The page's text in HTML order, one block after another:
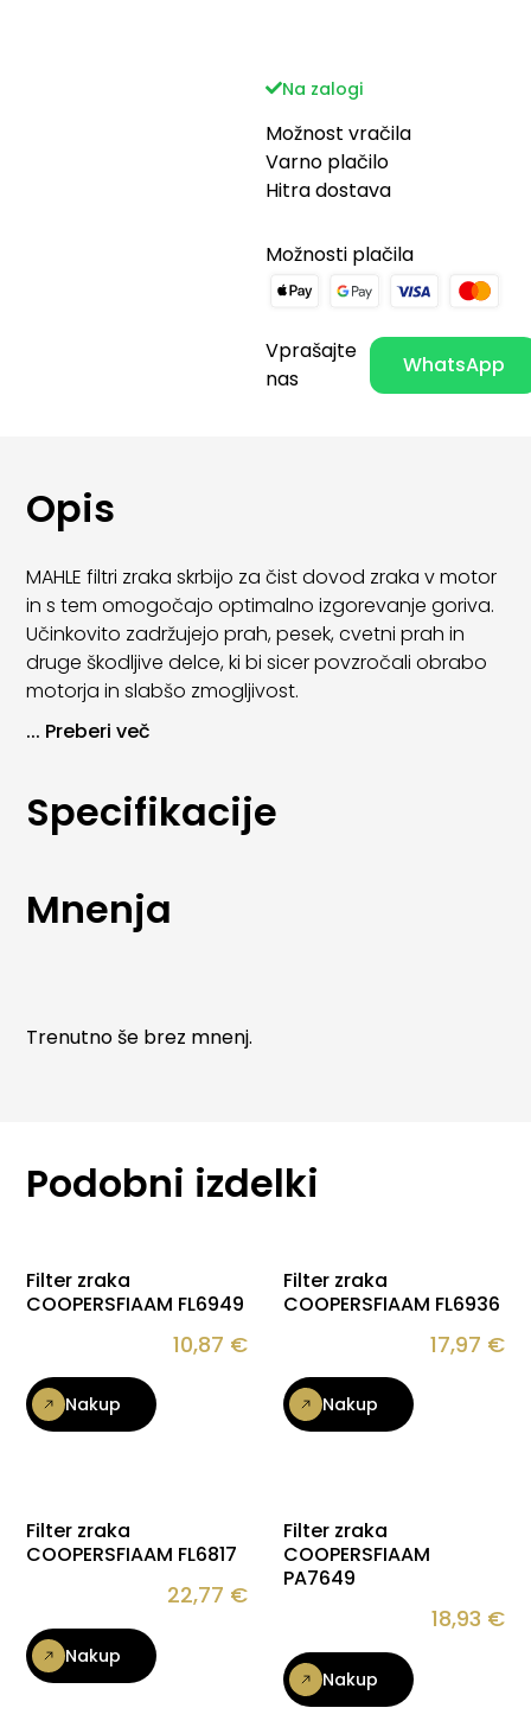
Na zalogi
Možnost vračila
Varno plačilo
Hitra dostava
Možnosti plačila
Vprašajte
nas
WhatsApp
Opis
MAHLE filtri zraka skrbijo za čist dovod zraka v motor
in s tem omogočajo optimalno izgorevanje goriva.
Učinkovito zadržujejo prah, pesek, cvetni prah in
druge škodljive delce, ki bi sicer povzročali obrabo
motorja in slabšo zmogljivost.
Z uporabo MAHLE zračnih filtrov se izboljša odziv
življenjska doba motorja. Filtri so izdelani po OE
specifikacijah in zagotavljajo natančno prileganje
... Preberi več
Specifikacije
Mnenja
Trenutno še brez mnenj.
Podobni izdelki
Filter zraka
COOPERSFIAAM FL6949
10,87 €
Nakup
Filter zraka
COOPERSFIAAM FL6936
17,97 €
Nakup
Filter zraka
COOPERSFIAAM FL6817
22,77 €
Nakup
Filter zraka
COOPERSFIAAM
PA7649
18,93 €
Nakup